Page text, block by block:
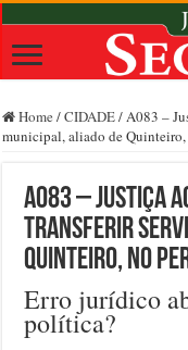
Home /CIDADE/A083 –
municipal, aliado de
A083 – Justiça
transferir
Quinteiro, no
Erro jurídico
política?